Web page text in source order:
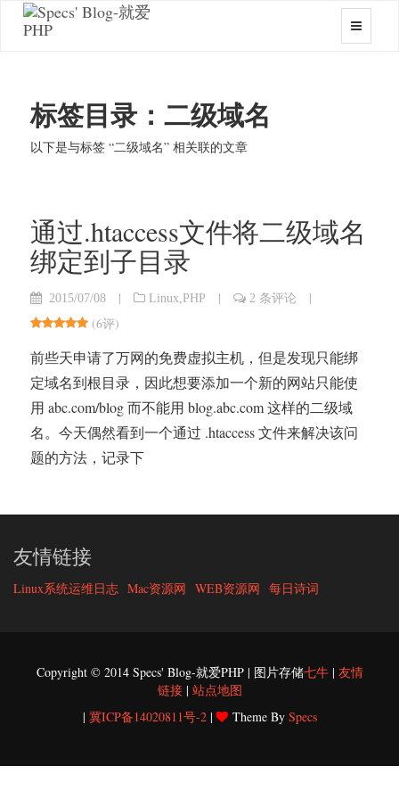
标签目录：二级域名
以下是与标签 “二级域名” 相关联的文章
通过.htaccess文件将二级域名
绑定到子目录
2015/07/08 | Linux PHP | 2 条评论
|
(6评)
前些天申请了万网的免费虚拟主机，但是发现只能绑
定域名到根目录，因此想要添加一个新的网站只能使
用 abc.com/blog 而不能用 blog.abc.com 这样的二级域
名。今天偶然看到一个通过 .htaccess 文件来解决该问
题的方法，记录下
友情链接
Linux系统运维日志 Mac资源网 WEB资源网 每日诗词
Copyright © 2014 Specs' Blog-就爱PHP | 图片存储七牛| 友情
链接| 站点地图
| 冀ICP备14020811号-2| Theme By Specs